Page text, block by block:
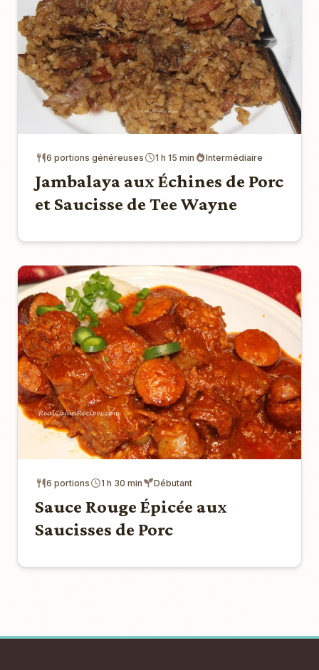
6 portions généreuses 1 h 15 min Intermédiaire
Jambalaya aux Échines de Porc
et Saucisse de Tee Wayne
6 portions 1 h 30 min Débutant
Sauce Rouge Épicée aux
Saucisses de Porc